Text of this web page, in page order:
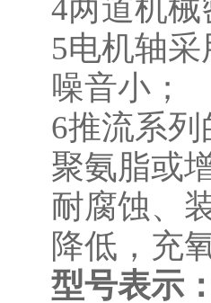
4两道机
5电机轴
噪音小；
6推流系
聚氨脂或
耐腐蚀、
降低，充
型号表示